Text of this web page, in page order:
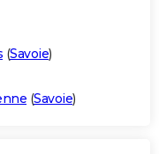
(Savoie)
(Savoie)